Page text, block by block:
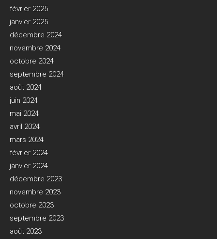
février 2025
janvier 2025
décembre 2024
novembre 2024
octobre 2024
septembre 2024
août 2024
juin 2024
mai 2024
avril 2024
mars 2024
février 2024
janvier 2024
décembre 2023
novembre 2023
octobre 2023
septembre 2023
août 2023